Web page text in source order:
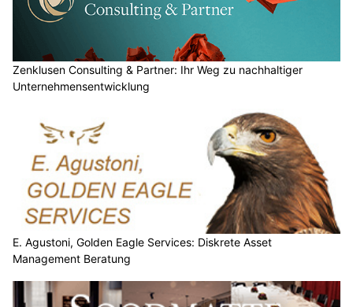
Zenklusen Consulting & Partner: Ihr Weg zu nachhaltiger
Unternehmensentwicklung
E. Agustoni, Golden Eagle Services: Diskrete Asset
Management Beratung